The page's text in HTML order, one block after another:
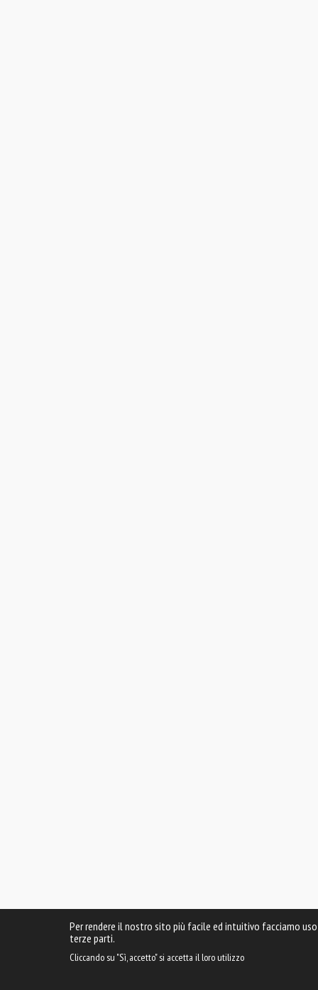
Per rendere il nostro sito più facile ed intuitivo facciamo
terze parti.
Cliccando su "Sì, accetto" si accetta il loro utilizzo